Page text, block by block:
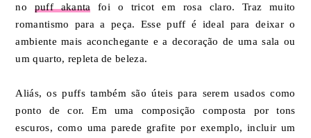
no puff akanta foi o tricot em rosa claro. Traz muito
romantismo para a peça. Esse puff é ideal para deixar o
ambiente mais aconchegante e a decoração de uma sala ou
um quarto, repleta de beleza.
Aliás, os puffs também são úteis para serem usados como
ponto de cor. Em uma composição composta por tons
escuros, como uma parede grafite por exemplo, incluir um